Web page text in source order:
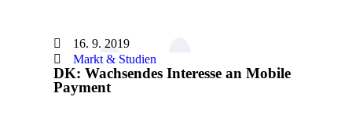
16. 9. 2019
Markt & Studien
DK: Wachsendes Interesse an Mobile
Payment